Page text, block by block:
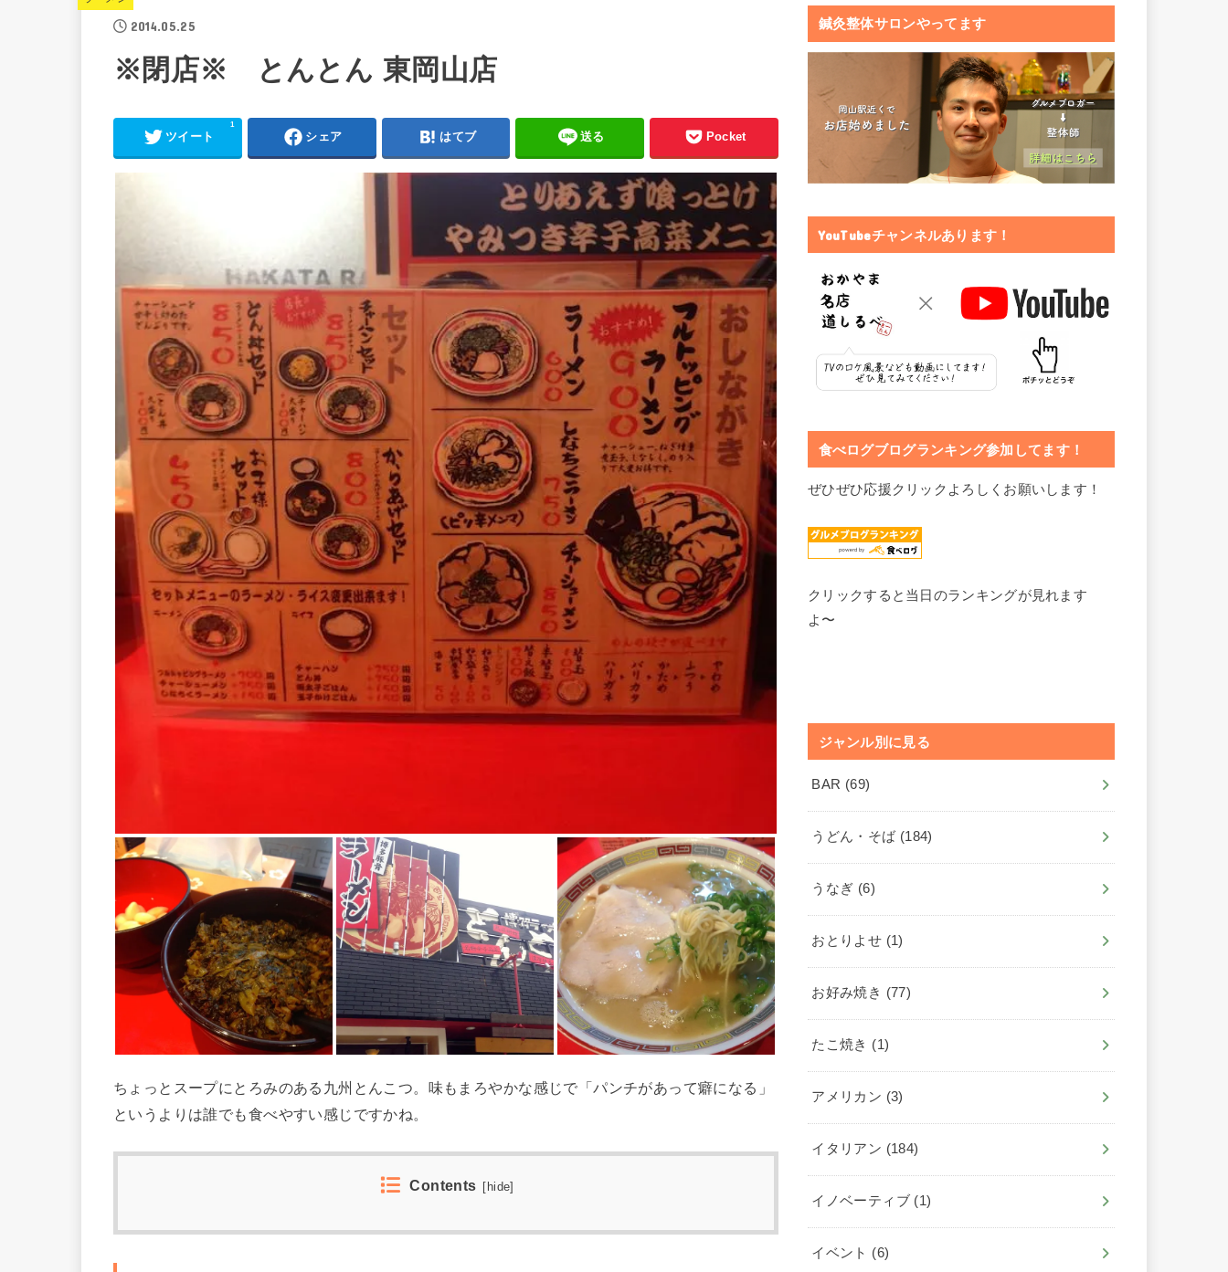
2014.05.25
※閉店※ とんとん 東岡山店
ツイート
1
シェア はてブ 送る Pocket
ちょっとスープにとろみのある九州とんこつ。味もまろやかな感じで「パンチがあって癖になる」
というよりは誰でも食べやすい感じですかね。
Contents hide
鍼灸整体サロンやってます
YouTubeチャンネルあります！
食べログブログランキング参加してます！
ぜひぜひ応援クリックよろしくお願いします！
クリックすると当日のランキングが見れます
よ〜
ジャンル別に見る
BAR (69)
うどん・そば (184)
うなぎ (6)
おとりよせ (1)
お好み焼き (77)
たこ焼き (1)
アメリカン (3)
イタリアン (184)
イノベーティブ (1)
イベント (6)